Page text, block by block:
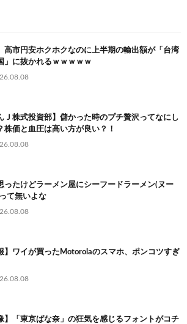
高市円安ホクホクなのに上半期の輸出額が「台湾
」に抜かれるｗｗｗｗｗ
Ｊ株式投資部】儲かった時のプチ贅沢ってなにし
株価と血圧は高い方が良い？！
ったけどラーメン屋にシーフードラーメン(ヌー
って無いよな
】ワイが買ったMotorolaのスマホ、ポンコツすぎ
】「東京ばな奈」の狂気を感じるフォントがコチ